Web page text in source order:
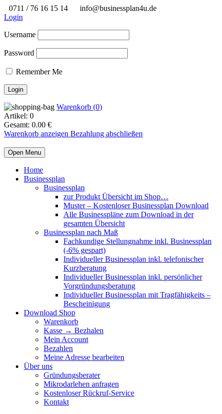
0711 / 76 16 15 14
info@businessplan4u.de
Login
Username
Password
Remember Me
Warenkorb (0)
Artikel: 0
Gesamt: 0.00 €
Warenkorb anzeigen Bezahlung abschließen
Open Menu
Home
Businessplan
Businessplan
zur Produkt Übersicht im Shop…
Muster – Kostenloser Businessplan Download
Alle Businesspläne zum Download in der
gesamten Übersicht
Businessplan nach Maß
Fachkundige Stellungnahme inkl. Businessplan
(-6% gespart)
Individueller Businessplan inkl. telefonischer
Kurzberatung
Individueller Businessplan inkl. persönlicher
Vorgründungsberatung
Individueller Businessplan mit Tragfähigkeits –
Bescheinigung
Download Shop
Warenkorb
Kasse → Bezhalen
Mein Account
Bezahlen
Meine Adresse bearbeiten
Über uns
Gründungsberater
Mikrodarlehen anfragen
Kostenloser Rückruf-Service
Kontakt